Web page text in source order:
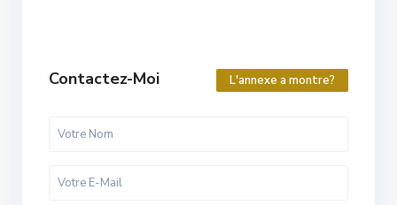
Contactez-Moi L'annexe a montre?